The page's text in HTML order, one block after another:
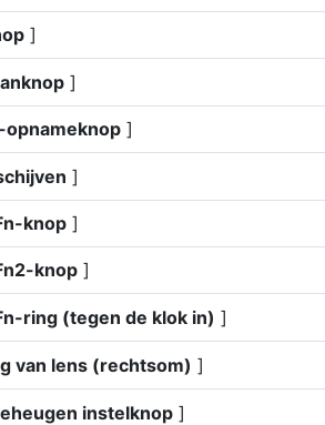
]
]
opnameknop ]
]
knop ]
knop ]
ring (tegen de klok in) ]
van lens (rechtsom) ]
instelknop ]